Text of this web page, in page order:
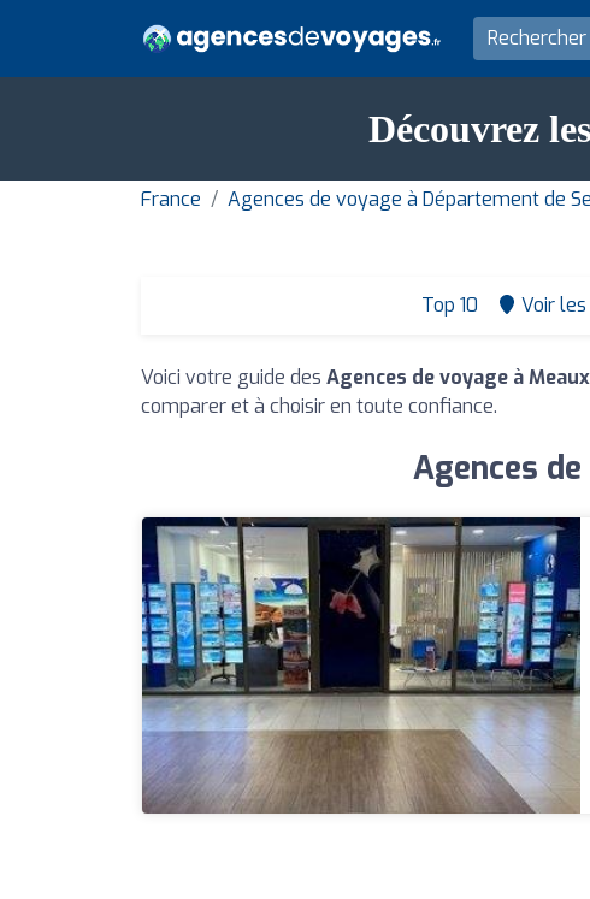
Découvrez
France Agences de voyage à Département de
Top 10 Voir
Voici votre guide des Agences de voyage à Meaux
comparer et à choisir en toute confiance.
Agences